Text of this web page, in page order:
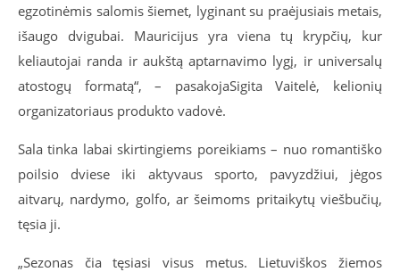
egzotinėmis salomis šiemet, lyginant su praėjusiais metais,
išaugo dvigubai. Mauricijus yra viena tų krypčių, kur
keliautojai randa ir aukštą aptarnavimo lygį, ir universalų
atostogų formatą“, – pasakojaSigita Vaitelė, kelionių
organizatoriaus produkto vadovė.
Sala tinka labai skirtingiems poreikiams – nuo romantiško
poilsio dviese iki aktyvaus sporto, pavyzdžiui, jėgos
aitvarų, nardymo, golfo, ar šeimoms pritaikytų viešbučių,
tęsia ji.
„Sezonas čia tęsiasi visus metus. Lietuviškos žiemos